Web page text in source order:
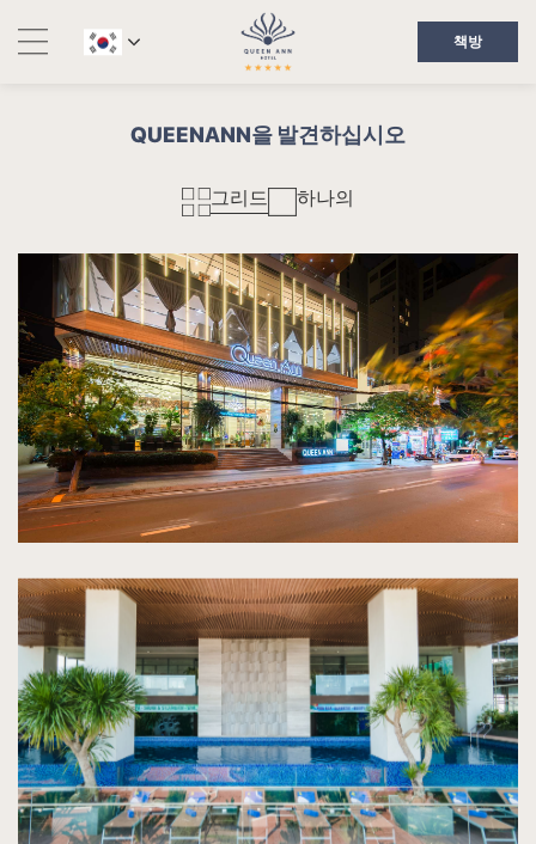
책방
QUEENANN을 발견하십시오
그리드 하나의